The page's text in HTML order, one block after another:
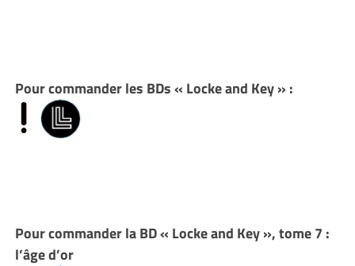
Pour commander les BDs « Locke and Key » :
Pour commander la BD « Locke and Key », tome 7 :
l’âge d’or